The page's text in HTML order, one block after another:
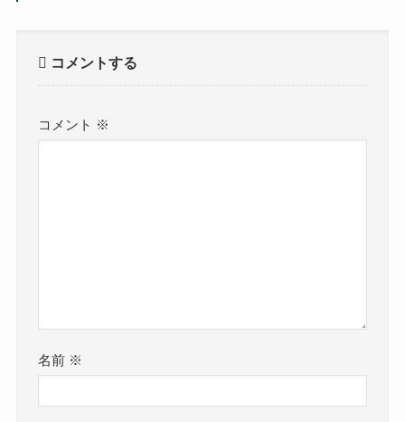
コメントする
コメント ※
名前 ※